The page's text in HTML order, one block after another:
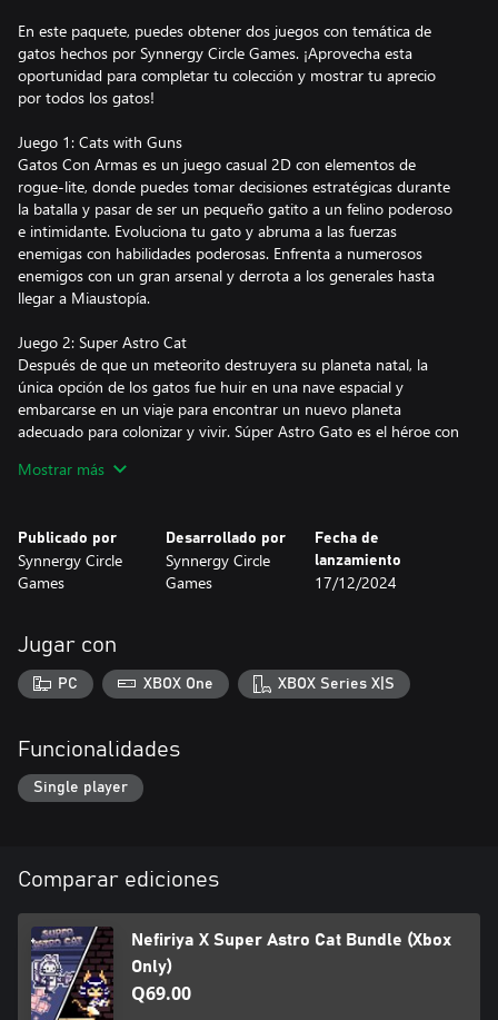
En este paquete, puedes obtener dos juegos con temática de
gatos hechos por Synnergy Circle Games. ¡Aprovecha esta
oportunidad para completar tu colección y mostrar tu aprecio
por todos los gatos!
Juego 1: Cats with Guns
Gatos Con Armas es un juego casual 2D con elementos de
rogue-lite, donde puedes tomar decisiones estratégicas durante
la batalla y pasar de ser un pequeño gatito a un felino poderoso
e intimidante. Evoluciona tu gato y abruma a las fuerzas
enemigas con habilidades poderosas. Enfrenta a numerosos
enemigos con un gran arsenal y derrota a los generales hasta
llegar a Miaustopía.
Juego 2: Super Astro Cat
Después de que un meteorito destruyera su planeta natal, la
única opción de los gatos fue huir en una nave espacial y
embarcarse en un viaje para encontrar un nuevo planeta
adecuado para colonizar y vivir. Súper Astro Gato es el héroe con
mejor para vivir. ¡Completa tu misión y salva a la raza de los
Mostrar más
Publicado por
Synnergy Circle
Games
Desarrollado por
Synnergy Circle
Games
Fecha de
lanzamiento
17/12/2024
Jugar con
PC XBOX One XBOX Series X|S
Funcionalidades
Single player
Comparar ediciones
Nefiriya X Super Astro Cat Bundle (Xbox
Only)
Q69.00